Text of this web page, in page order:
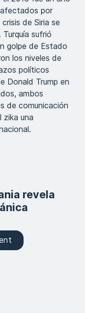
por
de Siria se
sufrió
golpe de Estado
los niveles de
políticos
Donald Trump en
ambos
de comunicación
zika una
revela